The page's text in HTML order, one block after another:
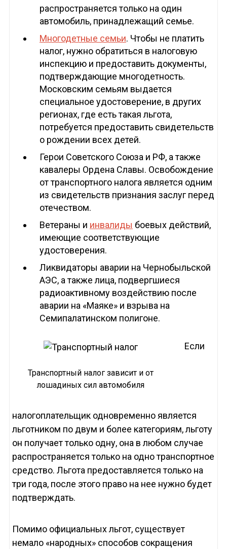
распространяется только на один
автомобиль, принадлежащий семье.
Многодетные семьи. Чтобы не платить
налог, нужно обратиться в налоговую
инспекцию и предоставить документы,
подтверждающие многодетность.
Московским семьям выдается
специальное удостоверение, в других
регионах, где есть такая льгота,
потребуется предоставить свидетельств
о рождении всех детей.
Герои Советского Союза и РФ, а также
кавалеры Ордена Славы. Освобождение
от транспортного налога является одним
из свидетельств признания заслуг перед
отечеством.
Ветераны и инвалиды боевых действий,
имеющие соответствующие
удостоверения.
Ликвидаторы аварии на Чернобыльской
АЭС, а также лица, подвергшиеся
радиоактивному воздействию после
аварии на «Маяке» и взрыва на
Семипалатинском полигоне.
Транспортный налог зависит и от
лошадиных сил автомобиля
Если
налогоплательщик одновременно является
льготником по двум и более категориям, льготу
он получает только одну, она в любом случае
распространяется только на одно транспортное
средство. Льгота предоставляется только на
три года, после этого право на нее нужно будет
подтверждать.
Помимо официальных льгот, существует
немало «народных» способов сокращения